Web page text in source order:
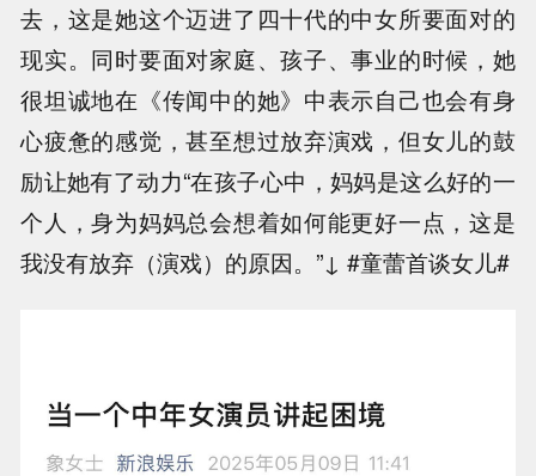
去，这是她这个迈进了四十代的中女所要面对的
现实。同时要面对家庭、孩子、事业的时候，她
很坦诚地在《传闻中的她》中表示自己也会有身
心疲惫的感觉，甚至想过放弃演戏，但女儿的鼓
励让她有了动力“在孩子心中，妈妈是这么好的一
个人，身为妈妈总会想着如何能更好一点，这是
我没有放弃（演戏）的原因。”↓ #童蕾首谈女儿#